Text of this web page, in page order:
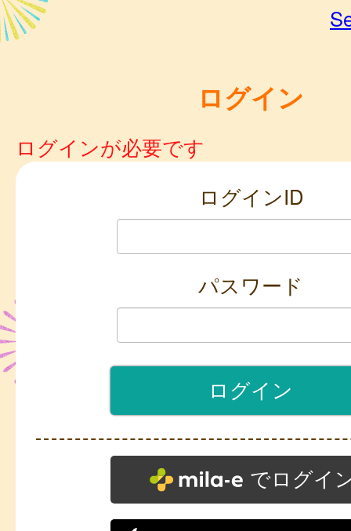
ログイン
ログインが必要です
ログインID
パスワード
でログイ